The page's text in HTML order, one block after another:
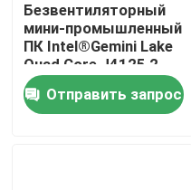
Главная страница
Безвентиляторный
мини-промышленный
ПК Intel®Gemini Lake
Quad Core J4125 2
Gigabyte NIC 6COM
NucОтправить запрос